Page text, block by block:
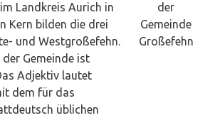
Landkreis Aurich in
Kern bilden die drei
und Westgroßefehn.
Gemeinde ist
Adjektiv lautet
dem für das
üblichen